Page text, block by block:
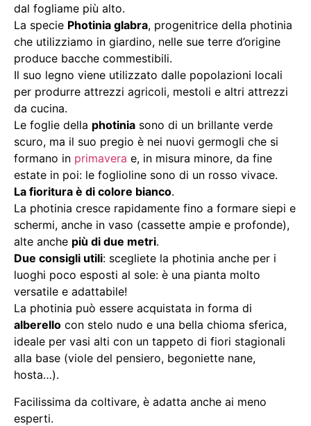
dal fogliame più alto.
La specie Photinia glabra, progenitrice della photinia
che utilizziamo in giardino, nelle sue terre d’origine
produce bacche commestibili.
Il suo legno viene utilizzato dalle popolazioni locali
per produrre attrezzi agricoli, mestoli e altri attrezzi
da cucina.
Le foglie della photinia sono di un brillante verde
scuro, ma il suo pregio è nei nuovi germogli che si
formano in primavera e, in misura minore, da fine
estate in poi: le foglioline sono di un rosso vivace.
La fioritura è di colore bianco.
La photinia cresce rapidamente fino a formare siepi e
schermi, anche in vaso (cassette ampie e profonde),
alte anche più di due metri.
Due consigli utili: scegliete la photinia anche per i
luoghi poco esposti al sole: è una pianta molto
versatile e adattabile!
La photinia può essere acquistata in forma di
alberello con stelo nudo e una bella chioma sferica,
ideale per vasi alti con un tappeto di fiori stagionali
alla base (viole del pensiero, begoniette nane,
hosta…).
Facilissima da coltivare, è adatta anche ai meno
esperti.